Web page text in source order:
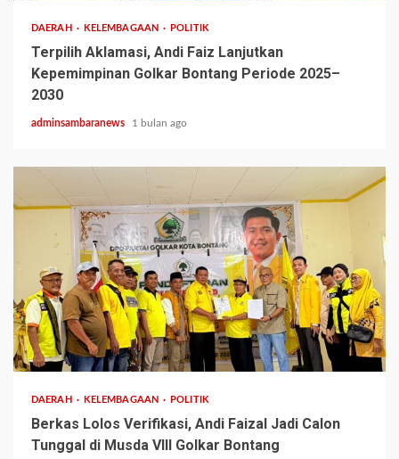
DAERAH KELEMBAGAAN POLITIK
Terpilih Aklamasi, Andi Faiz Lanjutkan
Kepemimpinan Golkar Bontang Periode 2025–
2030
adminsambaranews 1 bulan ago
2 min read
DAERAH KELEMBAGAAN POLITIK
Berkas Lolos Verifikasi, Andi Faizal Jadi Calon
Tunggal di Musda VIII Golkar Bontang